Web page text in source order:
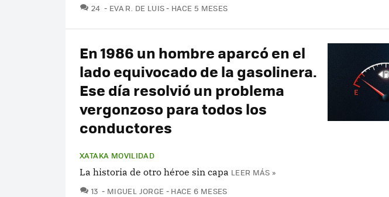
24 COMENTARIOS
EVA R. DE LUIS HACE 5 MESES
En 1986 un hombre aparcó en el
lado equivocado de la gasolinera.
Ese día resolvió un problema
vergonzoso para todos los
conductores
XATAKA MOVILIDAD
La historia de otro héroe sin capa LEER MÁS »
13 COMENTARIOS
MIGUEL JORGE HACE 6 MESES